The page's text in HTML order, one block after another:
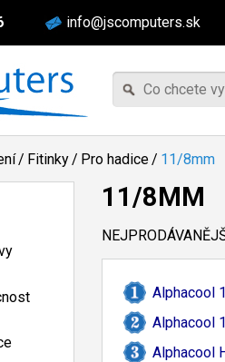
info@jscomputers.sk
/ Fitinky/ Pro hadice/ 11/8mm
11/8MM
Alphacool
Alphacool
Alphacool